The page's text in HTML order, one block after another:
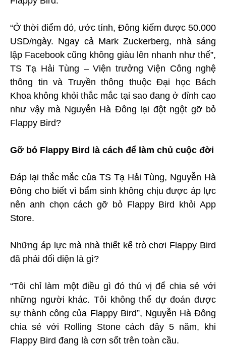
“Ở thời điểm đó, ước tính, Đông kiếm được 50.000
USD/ngày. Ngay cả Mark Zuckerberg, nhà sáng
lập Facebook cũng không giàu lên nhanh như thế”,
TS Tạ Hải Tùng – Viện trưởng Viện Công nghệ
thông tin và Truyền thông thuộc Đại học Bách
Khoa không khỏi thắc mắc tại sao đang ở đỉnh cao
như vậy mà Nguyễn Hà Đông lại đột ngột gỡ bỏ
Flappy Bird?
Gỡ bỏ Flappy Bird là cách để làm chủ cuộc đời
Đáp lại thắc mắc của TS Tạ Hải Tùng, Nguyễn Hà
Đông cho biết vì bẩm sinh không chịu được áp lực
nên anh chọn cách gỡ bỏ Flappy Bird khỏi App
Store.
Những áp lực mà nhà thiết kế trò chơi Flappy Bird
đã phải đối diện là gì?
“Tôi chỉ làm một điều gì đó thú vị để chia sẻ với
những người khác. Tôi không thể dự đoán được
sự thành công của Flappy Bird”, Nguyễn Hà Đông
chia sẻ với Rolling Stone cách đây 5 năm, khi
Flappy Bird đang là cơn sốt trên toàn cầu.